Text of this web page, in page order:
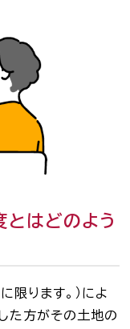
とはどのよう
限ります。）によ
た方がその土地の